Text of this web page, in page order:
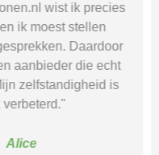
en opties. Beschermd-
maakte het helder en
me naar een passende
Het heeft me tijd en
en mijn herstel een
start gegeven."